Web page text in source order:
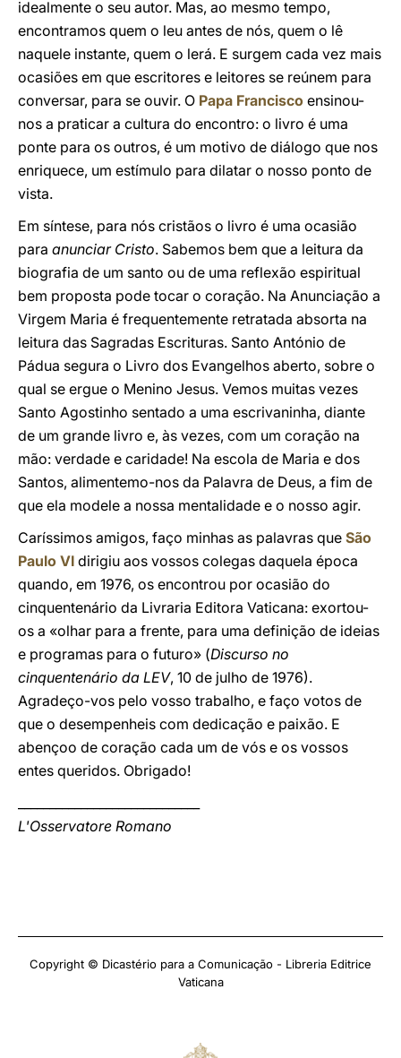
idealmente o seu autor. Mas, ao mesmo tempo,
encontramos quem o leu antes de nós, quem o lê
naquele instante, quem o lerá. E surgem cada vez mais
ocasiões em que escritores e leitores se reúnem para
conversar, para se ouvir. O Papa Francisco ensinou-
nos a praticar a cultura do encontro: o livro é uma
ponte para os outros, é um motivo de diálogo que nos
enriquece, um estímulo para dilatar o nosso ponto de
vista.
Em síntese, para nós cristãos o livro é uma ocasião
para anunciar Cristo. Sabemos bem que a leitura da
biografia de um santo ou de uma reflexão espiritual
bem proposta pode tocar o coração. Na Anunciação a
Virgem Maria é frequentemente retratada absorta na
leitura das Sagradas Escrituras. Santo António de
Pádua segura o Livro dos Evangelhos aberto, sobre o
qual se ergue o Menino Jesus. Vemos muitas vezes
Santo Agostinho sentado a uma escrivaninha, diante
de um grande livro e, às vezes, com um coração na
mão: verdade e caridade! Na escola de Maria e dos
Santos, alimentemo-nos da Palavra de Deus, a fim de
que ela modele a nossa mentalidade e o nosso agir.
Caríssimos amigos, faço minhas as palavras que São
Paulo VI dirigiu aos vossos colegas daquela época
quando, em 1976, os encontrou por ocasião do
cinquentenário da Livraria Editora Vaticana: exortou-
os a «olhar para a frente, para uma definição de ideias
e programas para o futuro» (Discurso no
cinquentenário da LEV, 10 de julho de 1976).
Agradeço-vos pelo vosso trabalho, e faço votos de
que o desempenheis com dedicação e paixão. E
abençoo de coração cada um de vós e os vossos
entes queridos. Obrigado!
L'Osservatore Romano
Copyright © Dicastério para a Comunicação - Libreria Editrice
Vaticana